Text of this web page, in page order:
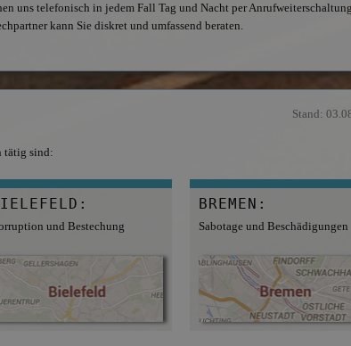
uns telefonisch in jedem Fall Tag und Nacht per
kann Sie diskret und umfassend beraten.
Stand:
tätig sind:
und Bestechung
BREMEN:
Sabotage und Beschädigungen